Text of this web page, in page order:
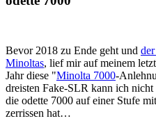
Bevor 2018 zu Ende geht und
Minoltas, lief mir auf meinem
Jahr diese "Minolta 7000-
dreisten Fake-SLR kann ich
die odette 7000 auf einer Stufe
zerrissen hat…